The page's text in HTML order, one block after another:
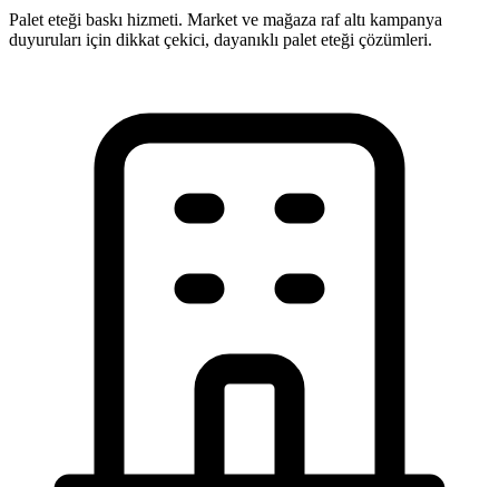
Palet eteği baskı hizmeti. Market ve mağaza raf altı kampanya
duyuruları için dikkat çekici, dayanıklı palet eteği çözümleri.